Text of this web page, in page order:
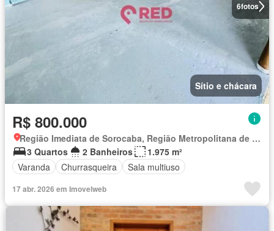
6fotos
Sítio e chácara
R$ 800.000
Região Imediata de Sorocaba, Região Metropolitana de Sorocaba
3 Quartos
2 Banheiros
1.975 m²
Varanda
Churrasqueira Sala multiuso
17 abr. 2026 em Imovelweb